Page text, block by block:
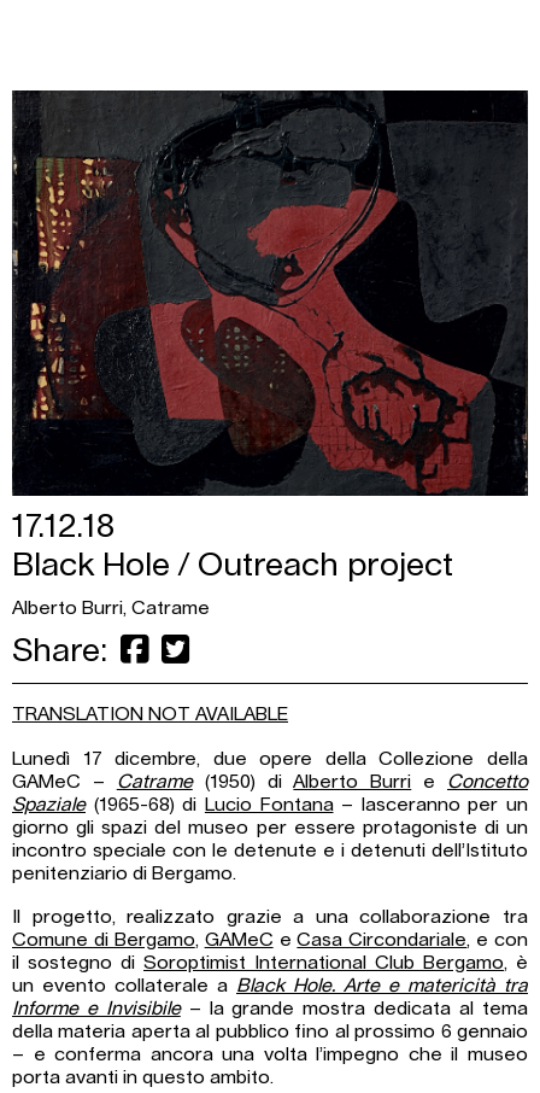
17.12.18
Black Hole / Outreach project
Alberto Burri, Catrame
Share:
TRANSLATION NOT AVAILABLE
Lunedì 17 dicembre, due opere della Collezione della
GAMeC – Catrame(1950) diAlberto Burri e Concetto
Spaziale(1965-68) di Lucio Fontana– lasceranno per un
giorno gli spazi del museo per essere protagoniste di un
incontro speciale con le detenute e i detenuti dell’Istituto
penitenziario di Bergamo.
Il progetto, realizzato grazie a una collaborazione tra
Comune di Bergamo, GAMeC eCasa Circondariale, e con
il sostegno di Soroptimist International Club Bergamo, è
un evento collaterale a Black Hole. Arte e matericità tra
Informe e Invisibile– la grande mostra dedicata al tema
della materia aperta al pubblico fino al prossimo 6 gennaio
– e conferma ancora una volta l’impegno che il museo
porta avanti in questo ambito.